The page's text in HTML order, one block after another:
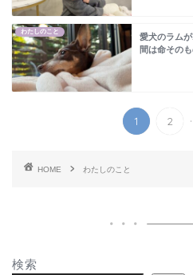
わたしのこと
愛犬のラム
間は命そのも
1 2
HOME わたしのこと
検索